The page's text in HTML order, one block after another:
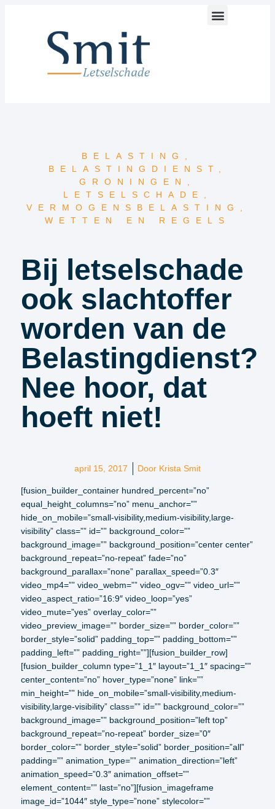
BELASTING
BELASTINGDIENST
GRONINGEN
LETSELSCHADE
VERMOGENSBELASTING
WETTEN EN REGELS
Bij letselschade
ook slachtoffer
worden van de
Belastingdienst?
Nee hoor, dat
hoeft niet!
april 15, 2017 Door Krista Smit
[fusion_builder_container hundred_percent=”no”
equal_height_columns=”no” menu_anchor=””
hide_on_mobile=”small-visibility,medium-visibility,large-
visibility” class=”” id=”” background_color=””
background_image=”” background_position=”center center”
background_repeat=”no-repeat” fade=”no”
background_parallax=”none” parallax_speed=”0.3″
video_mp4=”” video_webm=”” video_ogv=”” video_url=””
video_aspect_ratio=”16:9″ video_loop=”yes”
video_mute=”yes” overlay_color=””
video_preview_image=”” border_size=”” border_color=””
border_style=”solid” padding_top=”” padding_bottom=””
padding_left=”” padding_right=””][fusion_builder_row]
[fusion_builder_column type=”1_1″ layout=”1_1″ spacing=””
center_content=”no” hover_type=”none” link=””
min_height=”” hide_on_mobile=”small-visibility,medium-
visibility,large-visibility” class=”” id=”” background_color=””
background_image=”” background_position=”left top”
background_repeat=”no-repeat” border_size=”0″
border_color=”” border_style=”solid” border_position=”all”
padding=”” animation_type=”” animation_direction=”left”
animation_speed=”0.3″ animation_offset=””
element_content=”” last=”no”][fusion_imageframe
image_id=”1044″ style_type=”none” stylecolor=””